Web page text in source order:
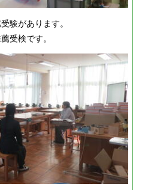
験があります。
受検です。